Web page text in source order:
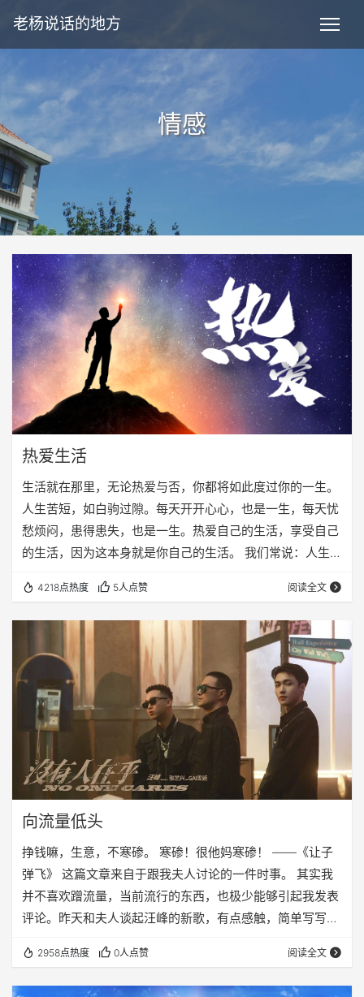
老杨说话的地方
情感
热爱生活
生活就在那里，无论热爱与否，你都将如此度过你的一生。
人生苦短，如白驹过隙。每天开开心心，也是一生，每天忧
愁烦闷，患得患失，也是一生。热爱自己的生活，享受自己
的生活，因为这本身就是你自己的生活。 我们常说：人生不
说了一个道理：每个人的生活都不易。穷人有穷人的快乐，
富人有富人的烦恼；中国人有中国人的幸福，美国人有美国
人的痛苦。不快乐的你，放在另外一个地方，去到另外一个
国家，换了家人朋友，也不一定就快乐。从你当下的生活
中，找到属于自己的幸福和快乐，是每个人，都应该掌握…
4218点热度 5人点赞 阅读全文
向流量低头
挣钱嘛，生意，不寒碜。 寒碜！很他妈寒碜！ ——《让子
弹飞》 这篇文章来自于跟我夫人讨论的一件时事。 其实我
并不喜欢蹭流量，当前流行的东西，也极少能够引起我发表
评论。昨天和夫人谈起汪峰的新歌，有点感触，简单写写。
乎》。在这首歌中，汪峰一改嘶吼摇滚的音乐风格，玩起了
说唱。事实上，我对说唱没有任何反感，这种形式应该是众
2958点热度 0人点赞 阅读全文